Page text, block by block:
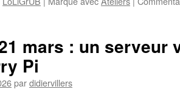
mars : un serveur
Pi
pardidiervillers